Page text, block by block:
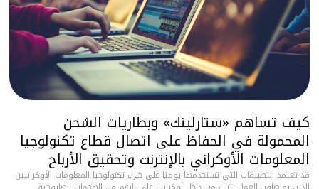
كيف تساهم «ستارلينك» وبطاريات الشحن
المحمولة في الحفاظ على اتصال قطاع تكنولوجيا
المعلومات الأوكراني بالإنترنت وتحقيق الأرباح
قد تعتمد التطبيقات التي تستخدمها يوميًا على خبراء تكنولوجيا المعلومات الأوكرانيين